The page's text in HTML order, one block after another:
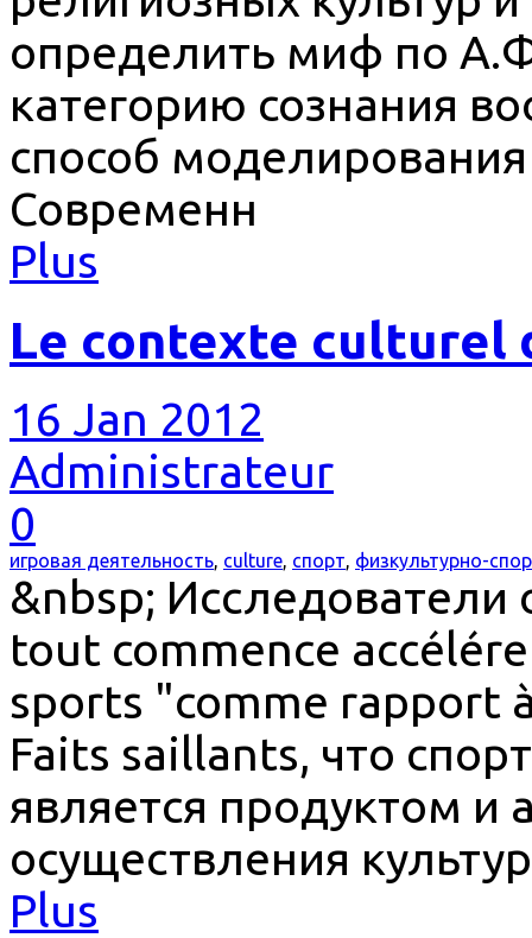
определить миф по
категорию сознания
способ
Современн
Plus
Le contexte culturel
16 Jan 2012
Administrateur
0
игровая деятельность, culture, спорт, физкультурно-
&nbsp; Исследователи
tout commence
sports "comme rapport
Faits saillants, что
является продуктом
осуществления
Plus